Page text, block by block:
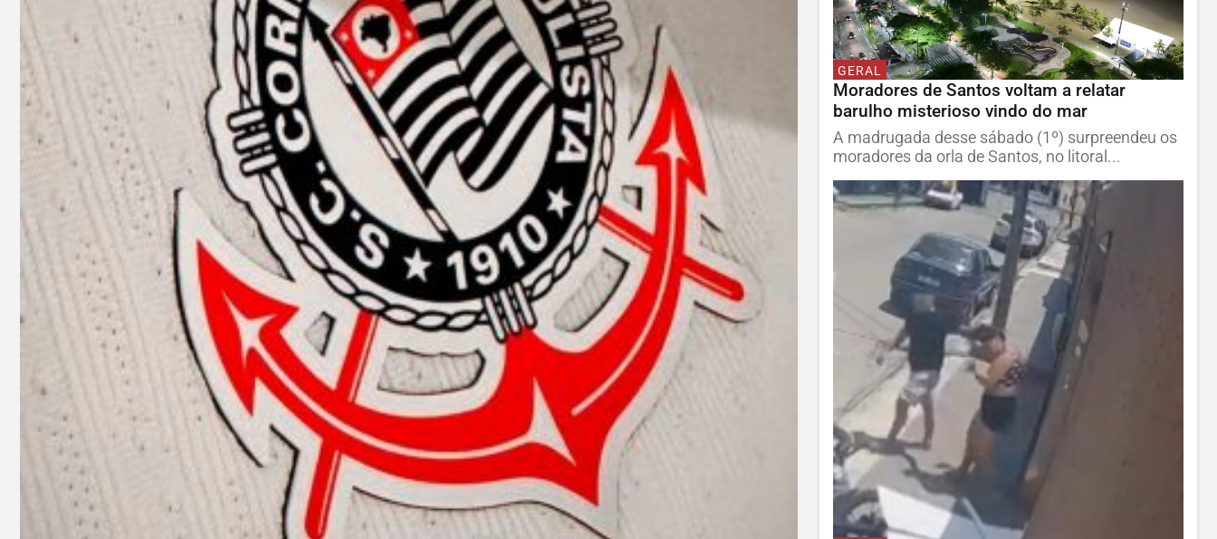
GERAL
Moradores de Santos voltam a relatar
barulho misterioso vindo do mar
A madrugada desse sábado (1º) surpreendeu os
moradores da orla de Santos, no litoral...